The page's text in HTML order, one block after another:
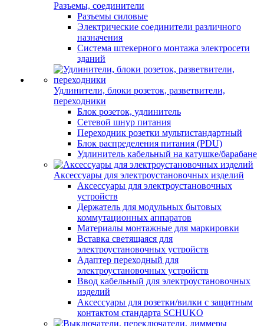
Разъемы, соединители
Разъемы силовые
Электрические соединители различного
назначения
Система штекерного монтажа электросети
зданий
Удлинители, блоки розеток, разветвители,
переходники
Блок розеток, удлинитель
Сетевой шнур питания
Переходник розетки мультистандартный
Блок распределения питания (PDU)
Удлинитель кабельный на катушке/барабане
Аксессуары для электроустановочных изделий
Аксессуары для электроустановочных
устройств
Держатель для модульных бытовых
коммутационных аппаратов
Материалы монтажные для маркировки
Вставка светящаяся для
электроустановочных устройств
Адаптер переходный для
электроустановочных устройств
Ввод кабельный для электроустановочных
изделий
Аксессуары для розетки/вилки с защитным
контактом стандарта SCHUKO